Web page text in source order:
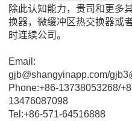
除此认知能力，贵司和更多
换器，微缓冲区热交换器或
时连续公司。
Email:
gjb@shangyinapp.com/
Phone:+86-13738053268/
13476087098
Tel:+86-571-64516888